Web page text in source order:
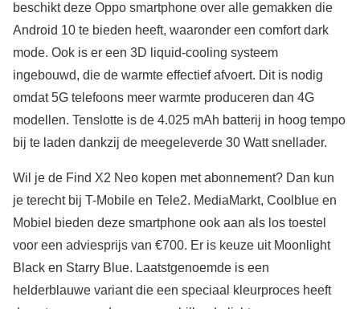
beschikt deze Oppo smartphone over alle gemakken die
Android 10 te bieden heeft, waaronder een comfort dark
mode. Ook is er een 3D liquid-cooling systeem
ingebouwd, die de warmte effectief afvoert. Dit is nodig
omdat 5G telefoons meer warmte produceren dan 4G
modellen. Tenslotte is de 4.025 mAh batterij in hoog tempo
bij te laden dankzij de meegeleverde 30 Watt snellader.
Wil je de Find X2 Neo kopen met abonnement? Dan kun
je terecht bij T-Mobile en Tele2. MediaMarkt, Coolblue en
Mobiel bieden deze smartphone ook aan als los toestel
voor een adviesprijs van €700. Er is keuze uit Moonlight
Black en Starry Blue. Laatstgenoemde is een
helderblauwe variant die een speciaal kleurproces heeft